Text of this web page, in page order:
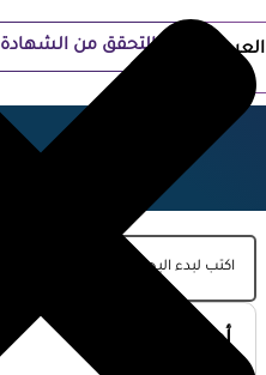
العربية التحقق من الشهادة
أحدث المقالات